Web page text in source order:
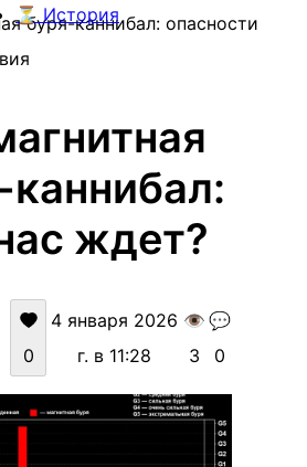
⏳ История
буря-каннибал: опасности
ждет?
0
4 января 2026
г. в 11:28
👁️
3
💬
0